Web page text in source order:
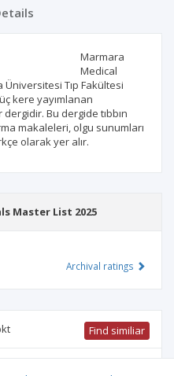
Marmara
Medical
Üniversitesi Tıp Fakültesi
kere yayımlanan
Bu dergide tıbbın
makaleleri, olgu sunumları
olarak yer alır.
Master List 2025
Archival ratings
Find similiar